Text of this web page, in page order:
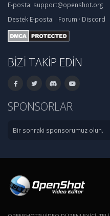
E-posta: support@openshot.org
Destek E-posta: · Forum · Discord
BIZI TAKIP EDIN
SPONSORLAR
Bir sonraki sponsorumuz olun.